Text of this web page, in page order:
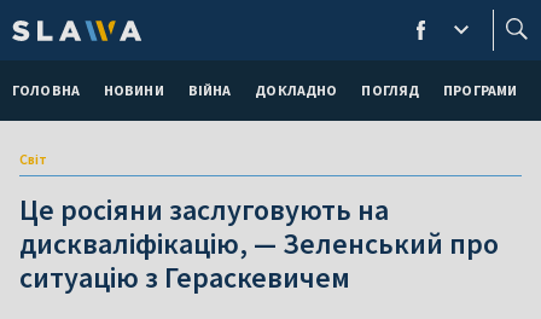
ГОЛОВНА НОВИНИ ВІЙНА ДОКЛАДНО ПОГЛЯД ПРОГРАМИ
Світ
Це росіяни заслуговують на
дискваліфікацію, — Зеленський про
ситуацію з Гераскевичем